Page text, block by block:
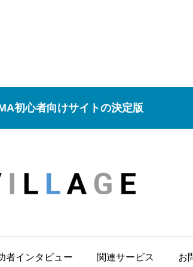
初心者向けサイトの決定版
者インタビュー 関連サービス お